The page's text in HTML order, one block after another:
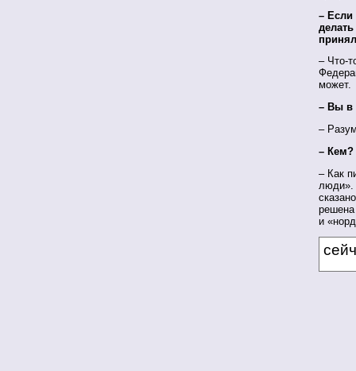
– Если
– Что-
может.
– Вы в
–
– Кем?
– Как
люди».
и